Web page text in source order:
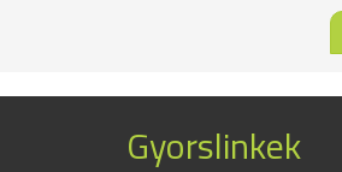
Gyorslinkek